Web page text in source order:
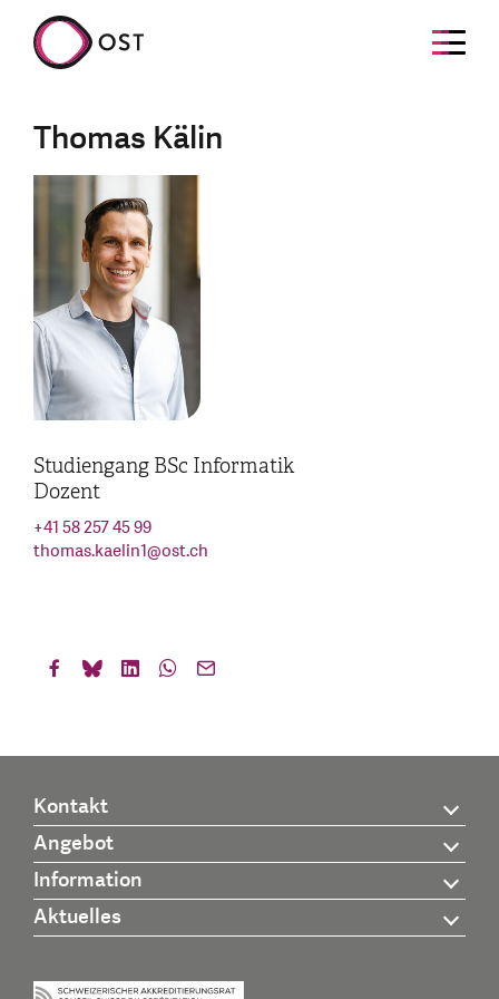
Thomas Kälin
Studiengang BSc Informatik
Dozent
+41 58 257 45 99
thomas.kaelin1@ost.ch
Kontakt
Angebot
Information
Aktuelles